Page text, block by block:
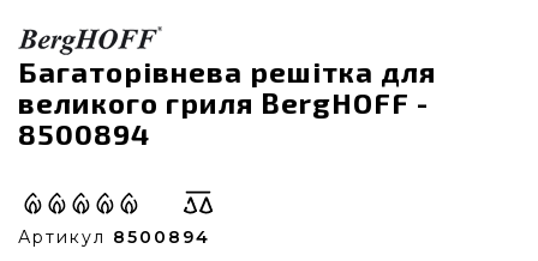
Багаторівнева решітка для
великого гриля BergHOFF -
8500894
Артикул 8500894